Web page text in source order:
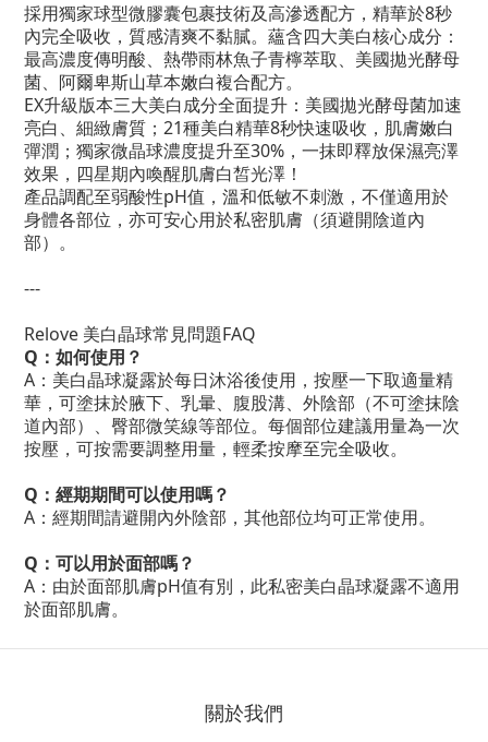
採用獨家球型微膠囊包裹技術及高滲透配方，精華於8秒
內完全吸收，質感清爽不黏膩。蘊含四大美白核心成分：
最高濃度傳明酸、熱帶雨林魚子青檸萃取、美國拋光酵母
菌、阿爾卑斯山草本嫩白複合配方。
EX升級版本三大美白成分全面提升：美國拋光酵母菌加速
亮白、細緻膚質；21種美白精華8秒快速吸收，肌膚嫩白
彈潤；獨家微晶球濃度提升至30%，一抹即釋放保濕亮澤
效果，四星期內喚醒肌膚白皙光澤！
產品調配至弱酸性pH值，溫和低敏不刺激，不僅適用於
身體各部位，亦可安心用於私密肌膚（須避開陰道內
部）。
---
Relove 美白晶球常見問題FAQ
Q：如何使用？
A：美白晶球凝露於每日沐浴後使用，按壓一下取適量精
華，可塗抹於腋下、乳暈、腹股溝、外陰部（不可塗抹陰
道內部）、臀部微笑線等部位。每個部位建議用量為一次
按壓，可按需要調整用量，輕柔按摩至完全吸收。
Q：經期期間可以使用嗎？
A：經期間請避開內外陰部，其他部位均可正常使用。
Q：可以用於面部嗎？
A：由於面部肌膚pH值有別，此私密美白晶球凝露不適用
於面部肌膚。
關於我們